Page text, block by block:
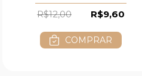
R$12,00 R$9,60
COMPRAR